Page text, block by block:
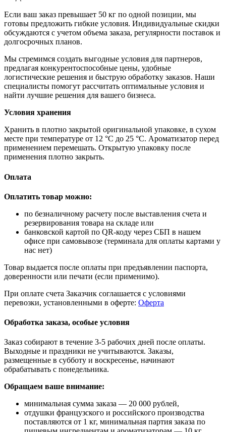
Если ваш заказ превышает 50 кг по одной позиции, мы
готовы предложить гибкие условия. Индивидуальные скидки
обсуждаются с учетом объема заказа, регулярности поставок и
долгосрочных планов.
Мы стремимся создать выгодные условия для партнеров,
предлагая конкурентоспособные цены, удобные
логистические решения и быструю обработку заказов. Наши
специалисты помогут рассчитать оптимальные условия и
найти лучшие решения для вашего бизнеса.
Условия хранения
Хранить в плотно закрытой оригинальной упаковке, в сухом
месте при температуре от 12 °C до 25 °C. Ароматизатор перед
применением перемешать. Открытую упаковку после
применения плотно закрыть.
Оплата
Оплатить товар можно:
по безналичному расчету после выставления счета и
резервирования товара на складе или
банковской картой по QR-коду через СБП в нашем
офисе при самовывозе (терминала для оплаты картами у
нас нет)
Товар выдается после оплаты при предъявлении паспорта,
доверенности или печати (если применимо).
При оплате счета Заказчик соглашается с условиями
перевозки, установленными в оферте: Оферта
Обработка заказа, особые условия
Заказ собирают в течение 3-5 рабочих дней после оплаты.
Выходные и праздники не учитываются. Заказы,
размещенные в субботу и воскресенье, начинают
обрабатывать с понедельника.
Обращаем ваше внимание:
минимальная сумма заказа — 20 000 рублей,
отдушки французского и российского производства
поставляются от 1 кг, минимальная партия заказа по